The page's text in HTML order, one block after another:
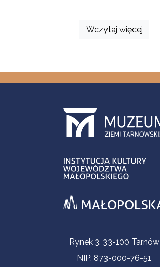
Wczytaj więcej
Informacje kontaktoweRynek 3, 33-100 Tarnów
NIP: 873-000-76-51